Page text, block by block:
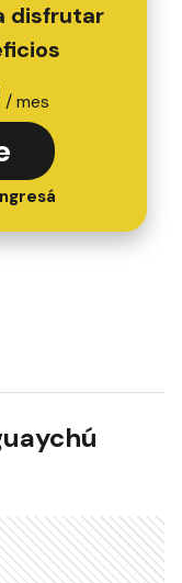
disfrutar
/ mes